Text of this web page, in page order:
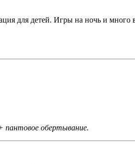
для детей. Игры на ночь и много
пантовое обертывание.